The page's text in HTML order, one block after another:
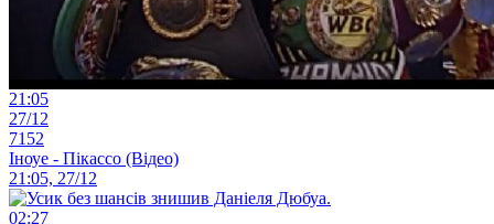
21:05
27/12
7152
Іноуе - Пікассо (Відео)
21:05, 27/12
02:27